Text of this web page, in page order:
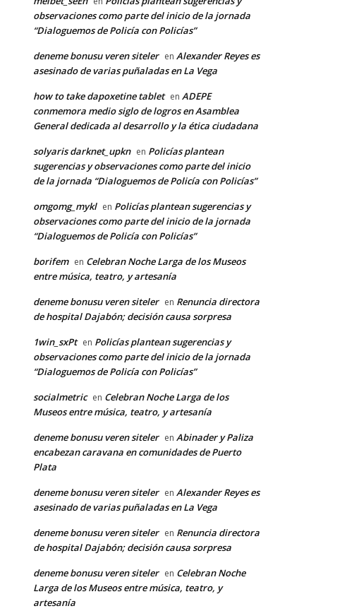
Nombre:*
observaciones como parte del inicio de la jornada
“Dialoguemos de Policía con Policías”
deneme bonusu veren siteler en Alexander Reyes es
asesinado de varias puñaladas en La Vega
how to take dapoxetine tablet en ADEPE
conmemora medio siglo de logros en Asamblea
General dedicada al desarrollo y la ética ciudadana
solyaris darknet_upkn en Policías plantean
sugerencias y observaciones como parte del inicio
de la jornada “Dialoguemos de Policía con Policías”
omgomg_mykl en Policías plantean sugerencias y
observaciones como parte del inicio de la jornada
“Dialoguemos de Policía con Policías”
borifem en Celebran Noche Larga de los Museos
entre música, teatro, y artesanía
deneme bonusu veren siteler en Renuncia directora
de hospital Dajabón; decisión causa sorpresa
1win_sxPt en Policías plantean sugerencias y
observaciones como parte del inicio de la jornada
“Dialoguemos de Policía con Policías”
socialmetric en Celebran Noche Larga de los
Museos entre música, teatro, y artesanía
deneme bonusu veren siteler en Abinader y Paliza
encabezan caravana en comunidades de Puerto
Plata
deneme bonusu veren siteler en Alexander Reyes es
asesinado de varias puñaladas en La Vega
deneme bonusu veren siteler en Renuncia directora
de hospital Dajabón; decisión causa sorpresa
deneme bonusu veren siteler en Celebran Noche
Larga de los Museos entre música, teatro, y
artesanía